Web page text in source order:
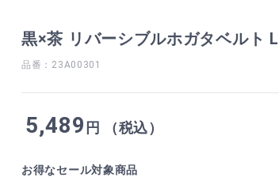
黒×茶 リバーシブルホガタベルト
品番：23A00301
5,489 円 （税込）
お得なセール対象商品